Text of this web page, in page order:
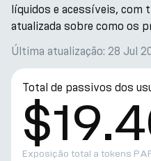
líquidos e acessíveis, com
atualizada sobre como os
Última atualização: 28 Jul
Total de passivos dos
Exposição total a tokens